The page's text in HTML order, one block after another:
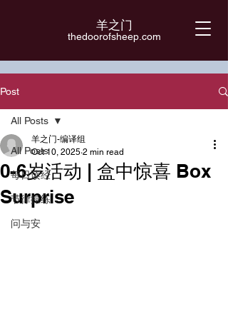
羊之门
​thedoorofsheep.com
Post
All Posts
每日读经
节律操练
问与安
All Posts
0-6岁活动 | 盒中惊喜 Box
Surprise
羊之门-编译组
Oct 10, 2025 2 min read